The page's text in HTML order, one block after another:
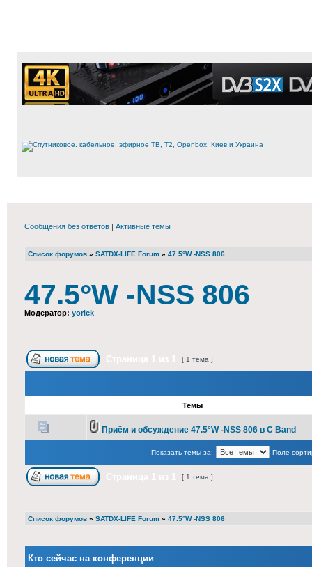
Сообщения без ответов | Активные темы
Список форумов » SATDX-LIFE Forum » 47.5°W -NSS 806
47.5°W -NSS 806
Модератор: yorick
[ 1 тема ]
Темы
Приём и обсуждение 47.5°W -NSS 806 в С Band
Показать темы за: Поле
[ 1 тема ]
Список форумов » SATDX-LIFE Forum » 47.5°W -NSS 806
Кто сейчас на конференции